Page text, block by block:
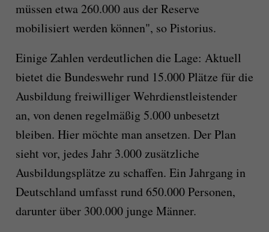
müssen etwa 260.000 aus der Reserve
mobilisiert werden können", so Pistorius.
Einige Zahlen verdeutlichen die Lage: Aktuell
bietet die Bundeswehr rund 15.000 Plätze für die
Ausbildung freiwilliger Wehrdienstleistender
an, von denen regelmäßig 5.000 unbesetzt
bleiben. Hier möchte man ansetzen. Der Plan
sieht vor, jedes Jahr 3.000 zusätzliche
Ausbildungsplätze zu schaffen. Ein Jahrgang in
Deutschland umfasst rund 650.000 Personen,
darunter über 300.000 junge Männer.